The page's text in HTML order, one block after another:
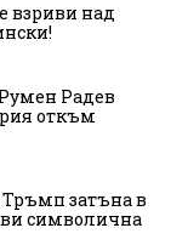
взриви над
Радев
откъм
затъна в
символична